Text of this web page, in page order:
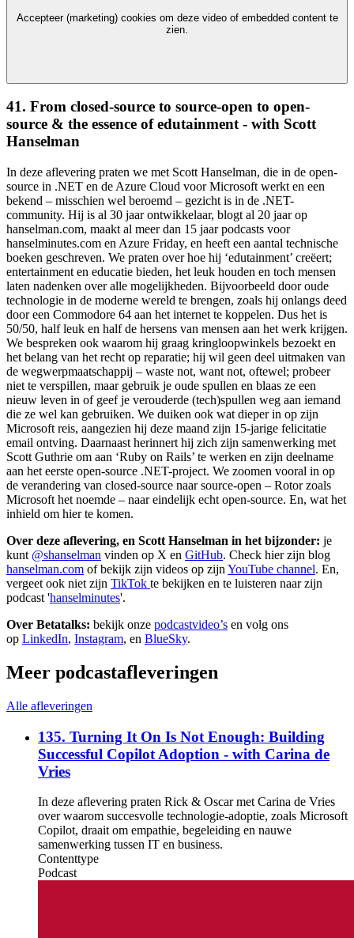
Accepteer (marketing) cookies om deze video of embedded content te
zien.
41. From closed-source to source-open to open-
source & the essence of edutainment - with Scott
Hanselman
In deze aflevering praten we met Scott Hanselman, die in de open-
source in .NET en de Azure Cloud voor Microsoft werkt en een
bekend – misschien wel beroemd – gezicht is in de .NET-
community. Hij is al 30 jaar ontwikkelaar, blogt al 20 jaar op
hanselman.com, maakt al meer dan 15 jaar podcasts voor
hanselminutes.com en Azure Friday, en heeft een aantal technische
boeken geschreven. We praten over hoe hij ‘edutainment’ creëert;
entertainment en educatie bieden, het leuk houden en toch mensen
laten nadenken over alle mogelijkheden. Bijvoorbeeld door oude
technologie in de moderne wereld te brengen, zoals hij onlangs deed
door een Commodore 64 aan het internet te koppelen. Dus het is
50/50, half leuk en half de hersens van mensen aan het werk krijgen.
We bespreken ook waarom hij graag kringloopwinkels bezoekt en
het belang van het recht op reparatie; hij wil geen deel uitmaken van
de wegwerpmaatschappij – waste not, want not, oftewel; probeer
niet te verspillen, maar gebruik je oude spullen en blaas ze een
nieuw leven in of geef je verouderde (tech)spullen weg aan iemand
die ze wel kan gebruiken. We duiken ook wat dieper in op zijn
Microsoft reis, aangezien hij deze maand zijn 15-jarige felicitatie
email ontving. Daarnaast herinnert hij zich zijn samenwerking met
Scott Guthrie om aan ‘Ruby on Rails’ te werken en zijn deelname
aan het eerste open-source .NET-project. We zoomen vooral in op
de verandering van closed-source naar source-open – Rotor zoals
Microsoft het noemde – naar eindelijk echt open-source. En, wat het
inhield om hier te komen.
Over deze aflevering, en Scott Hanselman in het bijzonder: je
kunt @shanselman vinden op X en GitHub. Check hier zijn blog
hanselman.com of bekijk zijn videos op zijn YouTube channel. En,
vergeet ook niet zijn TikTok te bekijken en te luisteren naar zijn
podcast 'hanselminutes'.
Over Betatalks: bekijk onze podcastvideo’s en volg ons
op LinkedIn, Instagram, en BlueSky.
Meer podcastafleveringen
Alle afleveringen
135. Turning It On Is Not Enough: Building
Successful Copilot Adoption - with Carina de
Vries
In deze aflevering praten Rick & Oscar met Carina de Vries
over waarom succesvolle technologie-adoptie, zoals Microsoft
Copilot, draait om empathie, begeleiding en nauwe
samenwerking tussen IT en business.
Contenttype
Podcast